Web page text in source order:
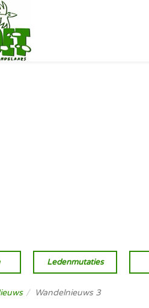
Ledenmutaties
Wandelnieuws 3